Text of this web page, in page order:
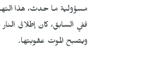
مسؤولية ما حدث، هذا
ففي السابق، كان إطلاق
ويصبح الموت عقوبتها.